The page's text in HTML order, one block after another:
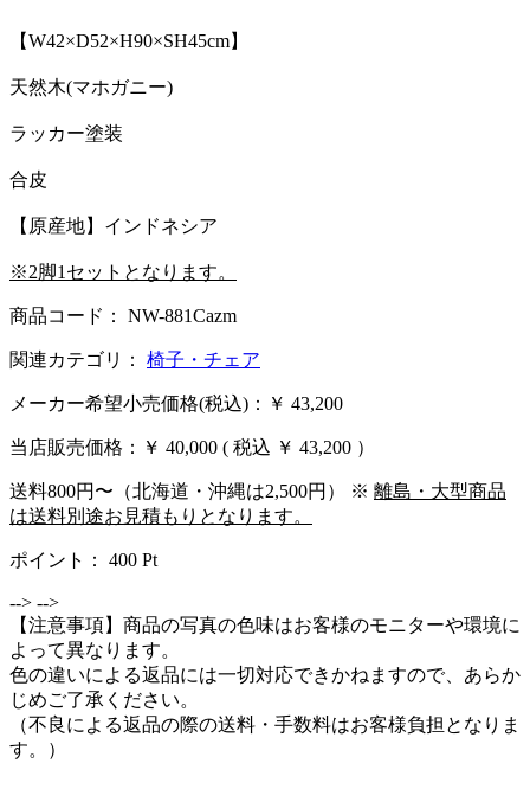
【W42×D52×H90×SH45cm】
天然木(マホガニー)
ラッカー塗装
合皮
【原産地】インドネシア
※2脚1セットとなります。
商品コード： NW-881Cazm
関連カテゴリ： 椅子・チェア
メーカー希望小売価格(税込)：￥ 43,200
当店販売価格： ￥ 40,000 ( 税込 ￥ 43,200 ）
送料800円〜（北海道・沖縄は2,500円） ※ 離島・大型商品
は送料別途お見積もりとなります。
ポイント： 400 Pt
--> -->
【注意事項】商品の写真の色味はお客様のモニターや環境に
よって異なります。
色の違いによる返品には一切対応できかねますので、あらか
じめご了承ください。
（不良による返品の際の送料・手数料はお客様負担となりま
す。）